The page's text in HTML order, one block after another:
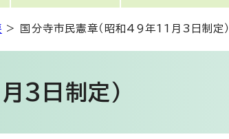
> 国分寺市民憲章（昭和49年11月3日制定）
3日制定）